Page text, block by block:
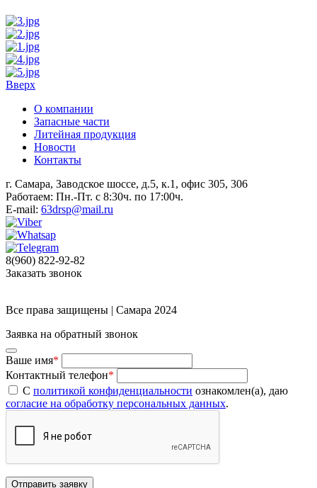
Вверх
О компании
Запасные части
Литейная продукция
Новости
Контакты
г. Самара, Заводское шоссе, д.5, к.1, офис 305, 306
Работаем: Пн.-Пт. с 8:30ч. по 17:00ч.
E-mail: 63drsp@mail.ru
8(960) 822-92-82
Заказать звонок
Все права защищены | Самара 2024
Заявка на обратный звонок
Ваше имя*
Контактный телефон*
С политикой конфиденциальности ознакомлен(а), даю
согласие на обработку персональных данных.
Отправить заявку